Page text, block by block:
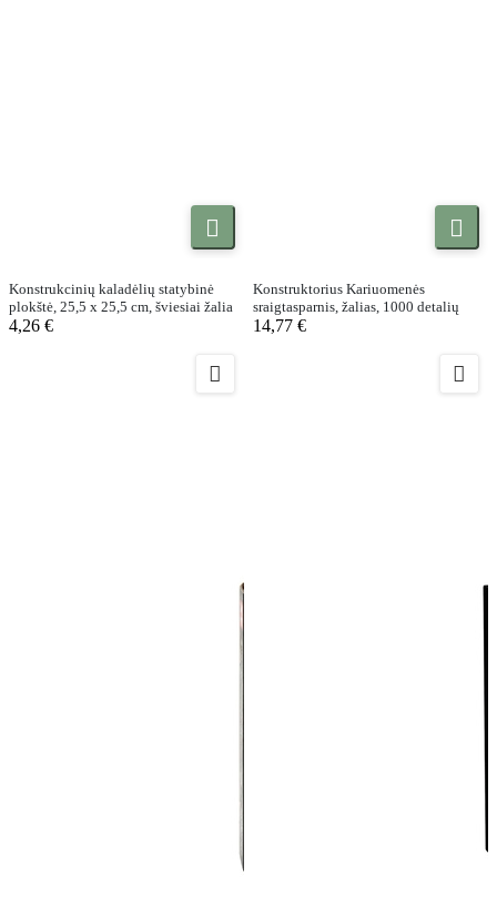

Konstrukcinių kaladėlių statybinė
plokštė, 25,5 x 25,5 cm, šviesiai žalia
4,26 €

Konstruktorius Kariuomenės
sraigtasparnis, žalias, 1000 detalių
14,77 €
 